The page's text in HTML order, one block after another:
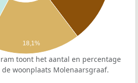
18,1%
toont het aantal en percentage
woonplaats Molenaarsgraaf.